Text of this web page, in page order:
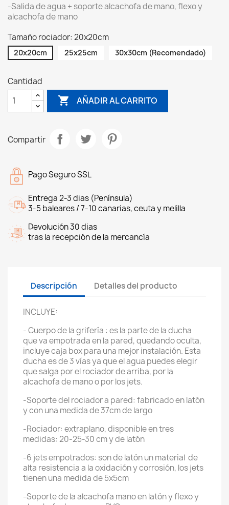
-Salida de agua + soporte alcachofa de mano, flexo y
alcachofa de mano
Tamaño rociador: 20x20cm
20x20cm 25x25cm 30x30cm (Recomendado)
Cantidad
 AÑADIR AL CARRITO
Compartir
Pago Seguro SSL
Entrega 2-3 dias (Península)
3-5 baleares / 7-10 canarias, ceuta y melilla
Devolución 30 dias
tras la recepción de la mercancía
Descripción Detalles del producto
INCLUYE:
- Cuerpo de la grifería : es la parte de la ducha
que va empotrada en la pared, quedando oculta,
incluye caja box para una mejor instalación. Esta
ducha es de 3 vías ya que el agua puedes elegir
que salga por el rociador de arriba, por la
alcachofa de mano o por los jets.
-Soporte del rociador a pared: fabricado en latón
y con una medida de 37cm de largo
-Rociador: extraplano, disponible en tres
medidas: 20-25-30 cm y de latón
-6 jets empotrados: son de latón un material de
alta resistencia a la oxidación y corrosión, los jets
tienen una medida de 5x5cm
-Soporte de la alcachofa mano en latón y flexo y